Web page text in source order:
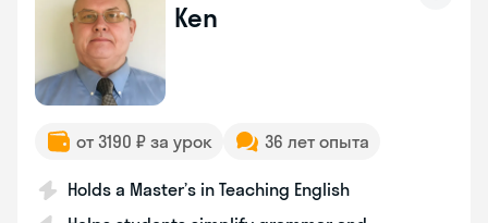
Ken
от 3190 ₽ за урок 36 лет опыта
Holds a Master’s in Teaching English